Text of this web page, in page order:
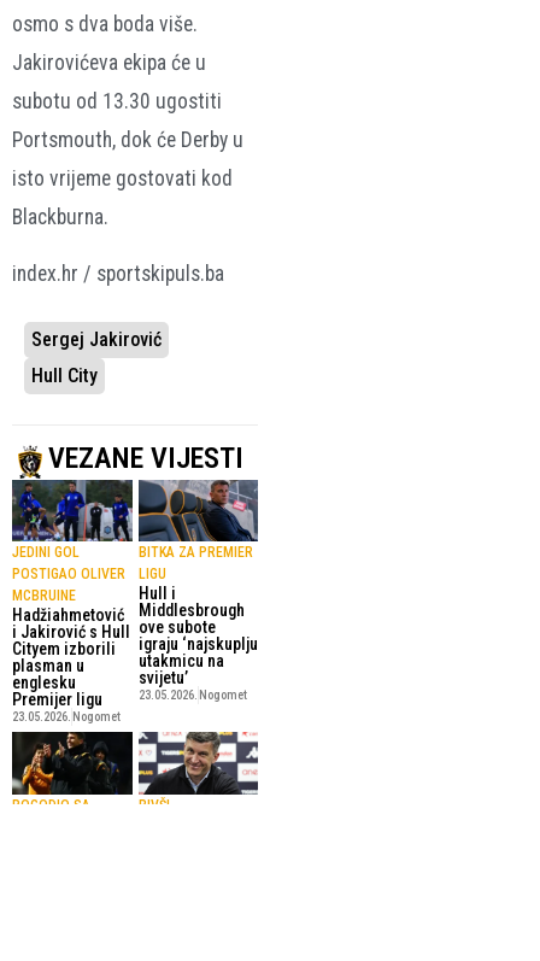
osmo s dva boda više.
Jakirovićeva ekipa će u
subotu od 13.30 ugostiti
Portsmouth, dok će Derby u
isto vrijeme gostovati kod
Blackburna.
index.hr / sportskipuls.ba
Sergej Jakirović
Hull City
VEZANE VIJESTI
JEDINI GOL
POSTIGAO OLIVER
MCBRUINE
Hadžiahmetović
i Jakirović s Hull
Cityem izborili
plasman u
englesku
Premijer ligu
23.05.2026. Nogomet
BITKA ZA PREMIER
LIGU
Hull i
Middlesbrough
ove subote
igraju ‘najskuplju
utakmicu na
svijetu’
23.05.2026. Nogomet
POGODIO SA
BIVŠI